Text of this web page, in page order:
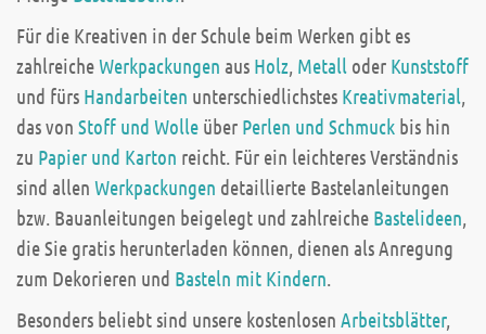
Für die Kreativen in der Schule beim Werken gibt es
zahlreicheWerkpackungen aus Holz, Metall oder Kunststoff
und fürs Handarbeiten unterschiedlichstes Kreativmaterial,
das von Stoff und Wolle über Perlen und Schmuck bis hin
zu Papier und Karton reicht. Für ein leichteres Verständnis
sind allen Werkpackungen detaillierte Bastelanleitungen
bzw. Bauanleitungen beigelegt und zahlreiche Bastelideen,
die Sie gratis herunterladen können, dienen als Anregung
zum Dekorieren und Basteln mit Kindern.
Besonders beliebt sind unsere kostenlosen Arbeitsblätter,